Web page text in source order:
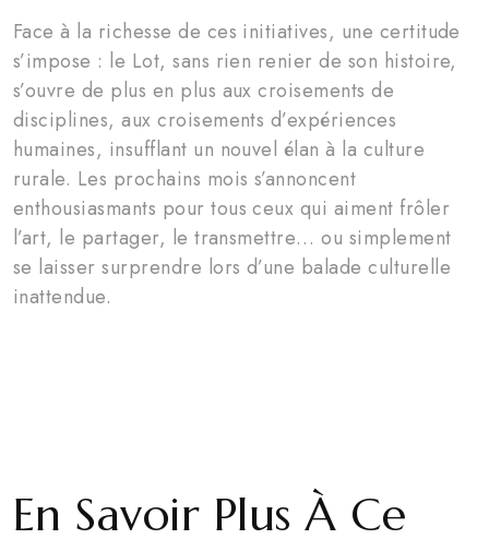
Face à la richesse de ces initiatives, une certitude
s’impose : le Lot, sans rien renier de son histoire,
s’ouvre de plus en plus aux croisements de
disciplines, aux croisements d’expériences
humaines, insufflant un nouvel élan à la culture
rurale. Les prochains mois s’annoncent
enthousiasmants pour tous ceux qui aiment frôler
l’art, le partager, le transmettre… ou simplement
se laisser surprendre lors d’une balade culturelle
inattendue.
En Savoir Plus À Ce